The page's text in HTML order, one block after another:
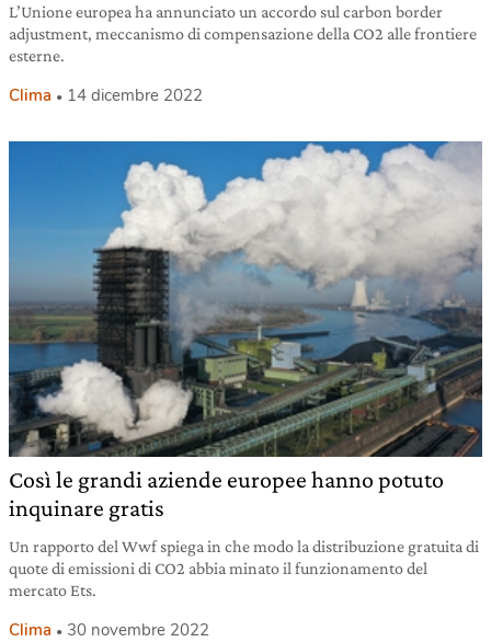
L’Unione europea ha annunciato un accordo sul carbon border
adjustment, meccanismo di compensazione della CO2 alle frontiere
esterne.
Clima 14 dicembre 2022
Così le grandi aziende europee hanno potuto
inquinare gratis
Un rapporto del Wwf spiega in che modo la distribuzione gratuita di
quote di emissioni di CO2 abbia minato il funzionamento del
mercato Ets.
Clima 30 novembre 2022